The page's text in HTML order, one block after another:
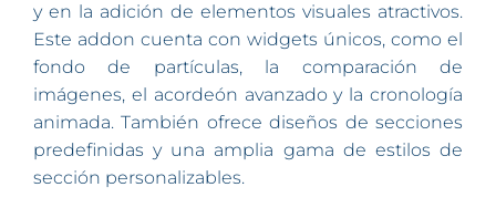
y en la adición de elementos visuales atractivos.
Este addon cuenta con widgets únicos, como el
fondo de partículas, la comparación de
imágenes, el acordeón avanzado y la cronología
animada. También ofrece diseños de secciones
predefinidas y una amplia gama de estilos de
sección personalizables.